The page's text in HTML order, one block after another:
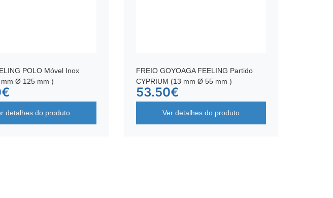
POLO Móvel Inox
mm Ø 125 mm )
€
detalhes do produto
FREIO GOYOAGA FEELING Partido
CYPRIUM (13 mm Ø 55 mm )
53.50€
Ver detalhes do produto